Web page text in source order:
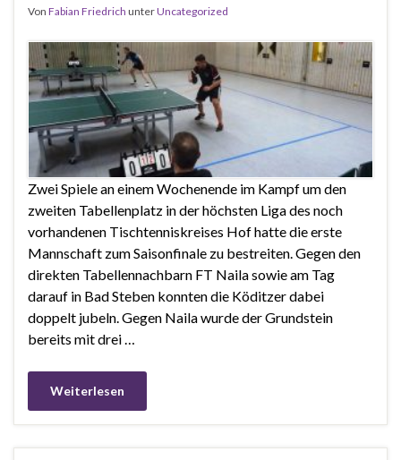
Von Fabian Friedrich unterUncategorized
Zwei Spiele an einem Wochenende im Kampf um den
zweiten Tabellenplatz in der höchsten Liga des noch
vorhandenen Tischtenniskreises Hof hatte die erste
Mannschaft zum Saisonfinale zu bestreiten. Gegen den
direkten Tabellennachbarn FT Naila sowie am Tag
darauf in Bad Steben konnten die Köditzer dabei
doppelt jubeln. Gegen Naila wurde der Grundstein
bereits mit drei …
Weiterlesen